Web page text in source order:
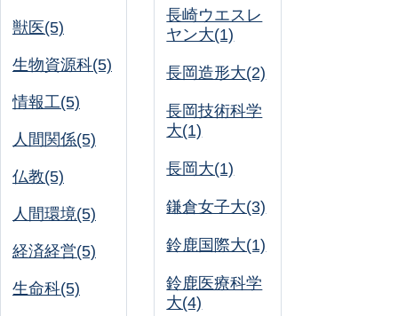
獣医(5)
生物資源科(5)
情報工(5)
人間関係(5)
仏教(5)
人間環境(5)
経済経営(5)
生命科(5)
長崎ウエスレ
ヤン大(1)
長岡造形大(2)
長岡技術科学
大(1)
長岡大(1)
鎌倉女子大(3)
鈴鹿国際大(1)
鈴鹿医療科学
大(4)